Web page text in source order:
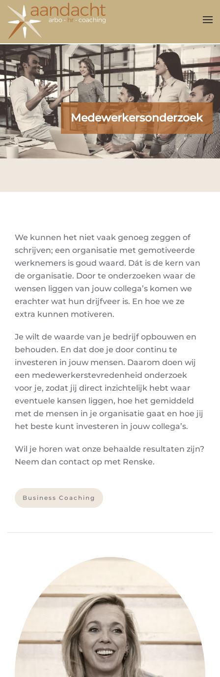
Overslaan en naar de inhoud gaan
Medewerkersonderzoek
We kunnen het niet vaak genoeg zeggen of
schrijven; een organisatie met gemotiveerde
werknemers is goud waard. Dát is de kern van
de organisatie. Door te onderzoeken waar de
wensen liggen van jouw collega’s komen we
erachter wat hun drijfveer is. En hoe we ze
extra kunnen motiveren.
Je wilt de waarde van je bedrijf opbouwen en
behouden. En dat doe je door continu te
investeren in jouw mensen. Daarom doen wij
een medewerkerstevredenheid onderzoek
voor je, zodat jij direct inzichtelijk hebt waar
eventuele kansen liggen, hoe het gemiddeld
met de mensen in je organisatie gaat en hoe jij
het beste kunt investeren in jouw collega’s.
Wil je horen wat onze behaalde resultaten zijn?
Neem dan contact op met Renske.
Business Coaching